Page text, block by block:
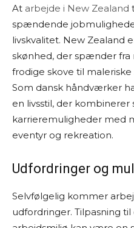
At arbejde i New Zealand
spændende
livskvalitet. New Zealand
skønhed, der spænder
frodige skove til
Som dansk håndværker
en livsstil, der
karrieremuligheder med
eventyr og rekreation.
Udfordringer og
Selvfølgelig kommer
udfordringer. Tilpasning